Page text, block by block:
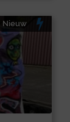
Nieuw